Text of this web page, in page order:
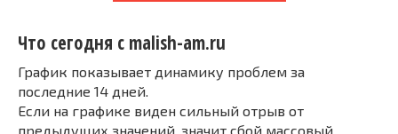
Что сегодня с malish-am.ru
График показывает динамику проблем за
последние 14 дней.
Если на графике виден сильный отрыв от
предыдущих значений, значит сбой массовый.